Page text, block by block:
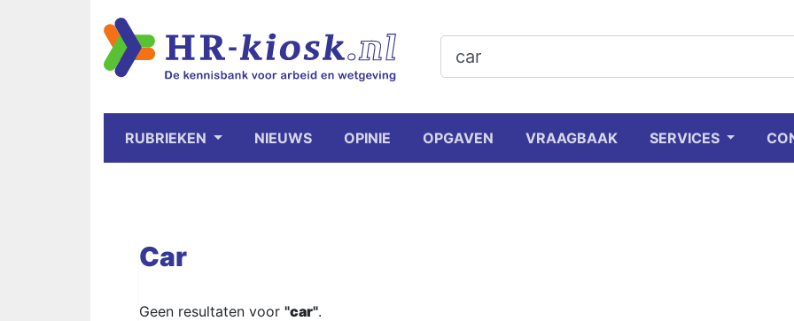
RUBRIEKEN NIEUWS OPINIE OPGAVEN VRAAGBAAK SERVICES
Car
Geen resultaten voor "car".